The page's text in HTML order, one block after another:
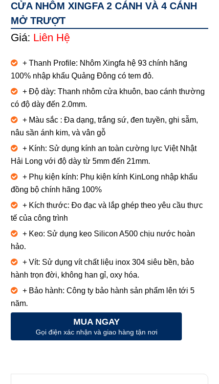
CỬA NHÔM XINGFA 2 CÁNH VÀ 4 CÁNH
MỞ TRƯỢT
Giá: Liên Hệ
+ Thanh Profile: Nhôm Xingfa hệ 93 chính hãng
100% nhập khẩu Quảng Đông có tem đỏ.
+ Độ dày: Thanh nhôm cửa khuôn, bao cánh thường
có độ dày đến 2.0mm.
+ Màu sắc : Đa dạng, trắng sứ, đen tuyền, ghi sẫm,
nâu sần ánh kim, và vân gỗ
+ Kính: Sử dụng kính an toàn cường lực Việt Nhật
Hải Long với độ dày từ 5mm đến 21mm.
+ Phụ kiện kính: Phụ kiện kính KinLong nhập khẩu
đồng bộ chính hãng 100%
+ Kích thước: Đo đạc và lắp ghép theo yêu cầu thực
tế của công trình
+ Keo: Sử dụng keo Silicon A500 chịu nước hoàn
hảo.
+ Vít: Sử dụng vít chất liệu inox 304 siêu bền, bảo
hành trọn đời, không han gỉ, oxy hóa.
+ Bảo hành: Công ty bảo hành sản phẩm lên tới 5
năm.
MUA NGAY
Gọi điện xác nhận và giao hàng tận nơi